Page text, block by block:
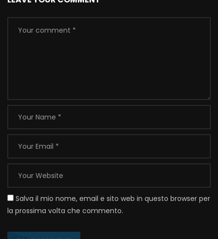
Salva il mio nome, email e sito web in questo browser per
la prossima volta che commento.